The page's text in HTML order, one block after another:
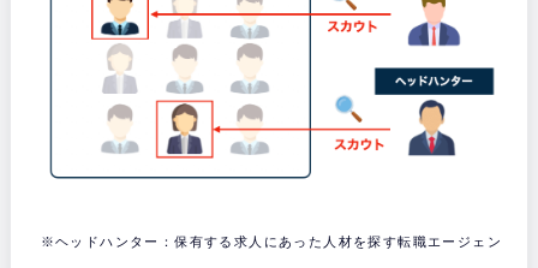
※ヘッドハンター：保有する求人にあった人材を探す転職エージェン